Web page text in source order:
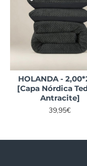
HOLANDA -
[Capa Nórdica
Antracite]
39,95€